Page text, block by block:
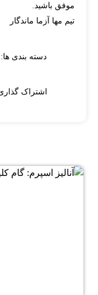
موفق باشید.
تیم مها آزما ماندگار
دسته بندی ها:
اشتراک گذاری: